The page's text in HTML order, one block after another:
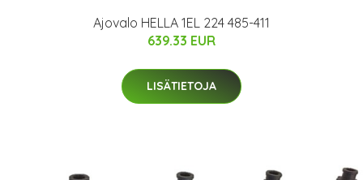
Ajovalo HELLA 1EL 224 485-411
639.33 EUR
LISÄTIETOJA